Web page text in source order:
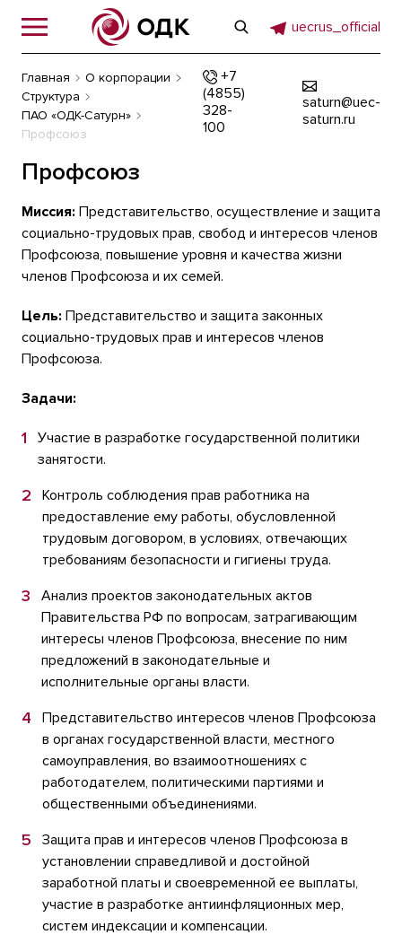
uecrus_official
Главная
О корпорации
Структура
ПАО «ОДК-Сатурн»
Профсоюз
+7
(4855)
328-
100
saturn@uec-
saturn.ru
Профсоюз
Миссия: Представительство, осуществление и защита
социально-трудовых прав, свобод и интересов членов
Профсоюза, повышение уровня и качества жизни
членов Профсоюза и их семей.
Цель: Представительство и защита законных
социально-трудовых прав и интересов членов
Профсоюза.
Задачи:
Участие в разработке государственной политики
занятости.
Контроль соблюдения прав работника на
предоставление ему работы, обусловленной
трудовым договором, в условиях, отвечающих
требованиям безопасности и гигиены труда.
Анализ проектов законодательных актов
Правительства РФ по вопросам, затрагивающим
интересы членов Профсоюза, внесение по ним
предложений в законодательные и
исполнительные органы власти.
Представительство интересов членов Профсоюза
в органах государственной власти, местного
самоуправления, во взаимоотношениях с
работодателем, политическими партиями и
общественными объединениями.
Защита прав и интересов членов Профсоюза в
установлении справедливой и достойной
заработной платы и своевременной ее выплаты,
участие в разработке антиинфляционных мер,
систем индексации и компенсации.